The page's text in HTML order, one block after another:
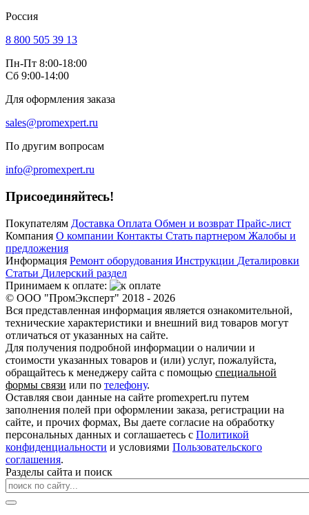
Россия
8 800 505 39 13
Пн-Пт 8:00-18:00
Сб 9:00-14:00
Для оформления заказа
sales@promexpert.ru
По другим вопросам
info@promexpert.ru
Присоединяйтесь!
Покупателям Доставка Оплата Обмен и возврат Прайс-лист
Компания О компании Контакты Стать партнером Жалобы и
предложения
Информация Ремонт оборудования Инструкции Деталировки
Статьи Дилерский раздел
Принимаем к оплате:
© ООО "ПромЭксперт" 2018 - 2026
Вся представленная информация является ознакомительной,
технические характеристики и внешний вид товаров могут
отличаться от указанных на сайте.
Для получения подробной информации о наличии и
стоимости указанных товаров и (или) услуг, пожалуйста,
обращайтесь к менеджеру сайта с помощью специальной
формы связи или по телефону.
Оставляя свои данные на сайте promexpert.ru путем
заполнения полей при оформлении заказа, регистрации на
сайте, и прочих формах, Вы даете согласие на обработку
персональных данных и соглашаетесь с Политикой
конфиденциальности и условиями Пользовательского
соглашения.
Разделы сайта и поиск